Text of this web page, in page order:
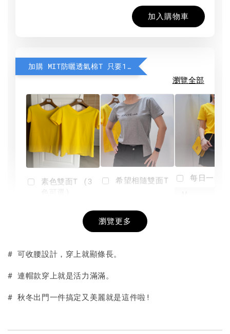
加入購物車
加購 MIT防曬透氣棉T 只要190元
瀏覽全部
素色雙面T (3
+
希望相隨雙面T
NT$ 190
-
每日一笑
瀏覽更多
# 可收腰設計，穿上就顯條長。
# 連帽款穿上就是活力滿滿。
# 秋冬出門一件搞定又美麗就是這件啦!